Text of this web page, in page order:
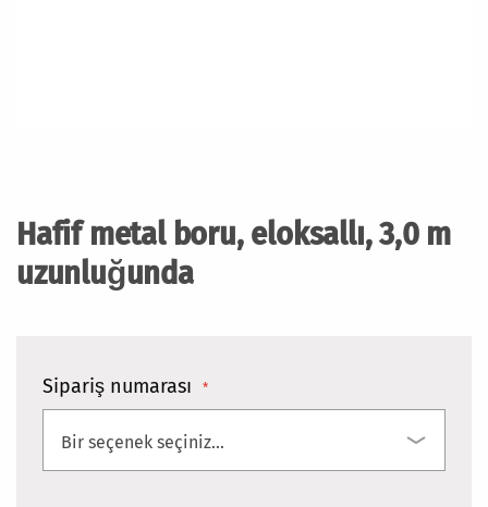
Hafif metal boru, eloksallı, 3,0 m
uzunluğunda
Sipariş numarası
git